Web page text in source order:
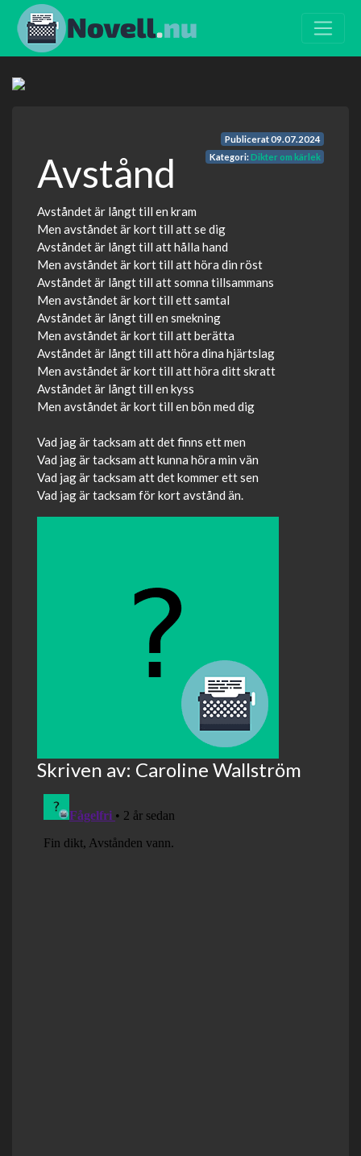
Publicerat09.07.2024
Kategori:Dikter om kärlek
Avstånd
Avståndet är långt till en kram
Men avståndet är kort till att se dig
Avståndet är långt till att hålla hand
Men avståndet är kort till att höra din röst
Avståndet är långt till att somna tillsammans
Men avståndet är kort till ett samtal
Avståndet är långt till en smekning
Men avståndet är kort till att berätta
Avståndet är långt till att höra dina hjärtslag
Men avståndet är kort till att höra ditt skratt
Avståndet är långt till en kyss
Men avståndet är kort till en bön med dig
Vad jag är tacksam att det finns ett men
Vad jag är tacksam att kunna höra min vän
Vad jag är tacksam att det kommer ett sen
Vad jag är tacksam för kort avstånd än.
Skriven av: Caroline Wallström